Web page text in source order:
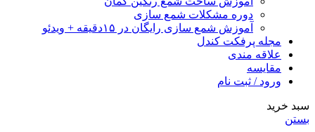
دوره مشکلات شمع سازی
آموزش شمع سازی رایگان در ۱۵دقیقه + ویدئو
مجله پرفکت کندل
علاقه مندی
مقايسه
ورود / ثبت نام
سبد خرید
بستن